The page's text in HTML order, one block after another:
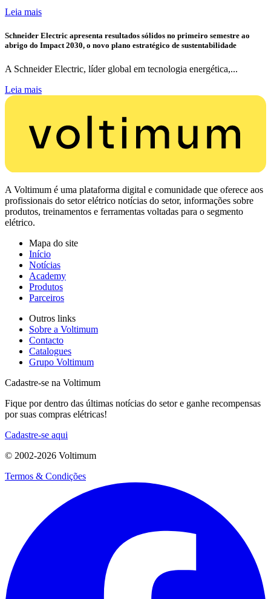
Leia mais
Schneider Electric apresenta resultados sólidos no primeiro semestre ao
abrigo do Impact 2030, o novo plano estratégico de sustentabilidade
A Schneider Electric, líder global em tecnologia energética,...
Leia mais
A Voltimum é uma plataforma digital e comunidade que oferece aos
profissionais do setor elétrico notícias do setor, informações sobre
produtos, treinamentos e ferramentas voltadas para o segmento
elétrico.
Mapa do site
Início
Notícias
Academy
Produtos
Parceiros
Outros links
Sobre a Voltimum
Contacto
Catalogues
Grupo Voltimum
Cadastre-se na Voltimum
Fique por dentro das últimas notícias do setor e ganhe recompensas
por suas compras elétricas!
Cadastre-se aqui
© 2002-2026 Voltimum
Termos & Condições